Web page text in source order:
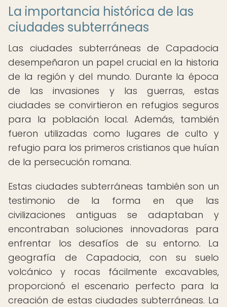
La importancia histórica de las
ciudades subterráneas
Las ciudades subterráneas de Capadocia
desempeñaron un papel crucial en la historia
de la región y del mundo. Durante la época
de las invasiones y las guerras, estas
ciudades se convirtieron en refugios seguros
para la población local. Además, también
fueron utilizadas como lugares de culto y
refugio para los primeros cristianos que huían
de la persecución romana.
Estas ciudades subterráneas también son un
testimonio de la forma en que las
civilizaciones antiguas se adaptaban y
encontraban soluciones innovadoras para
enfrentar los desafíos de su entorno. La
geografía de Capadocia, con su suelo
volcánico y rocas fácilmente excavables,
proporcionó el escenario perfecto para la
creación de estas ciudades subterráneas. La